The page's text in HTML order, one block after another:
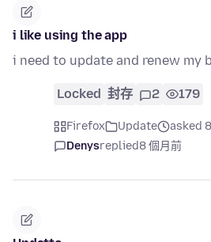
i like using the app
i need to update and renew my
Locked 封存 2 179
Firefox Update
asked
Denysreplied8 個月前